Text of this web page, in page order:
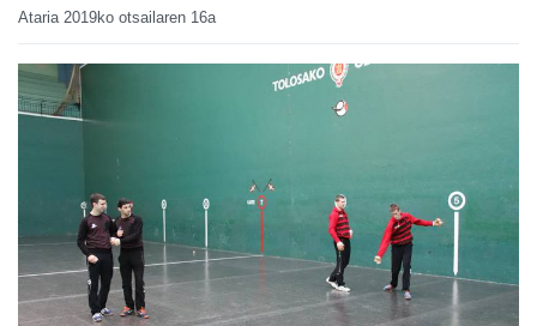
Ataria 2019ko otsailaren 16a